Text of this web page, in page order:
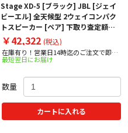
Stage XD-5 [ブラック] JBL [ジェイ
ビーエル] 全天候型 2ウェイコンパク
トスピーカー [ペア] 下取り査定額
20%アップ実施中！
￥42,322 (税込)
在庫有り！営業日14時迄のご注文で即日
出荷！
最短翌日にお届け
数量
カートに入れる